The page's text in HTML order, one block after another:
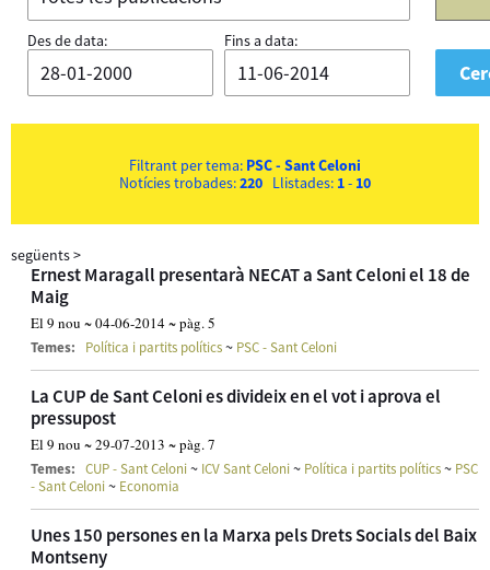
Des de data: Fins a data:
Filtrant per tema: PSC - Sant Celoni
Notícies trobades:220 Llistades: 1- 10
següents>
Ernest Maragall presentarà NECAT a Sant Celoni el 18 de
Maig
El 9 nou ~ 04-06-2014 ~ pàg. 5
Temes: Política i partits polítics~ PSC - Sant Celoni
La CUP de Sant Celoni es divideix en el vot i aprova el
pressupost
El 9 nou ~ 29-07-2013 ~ pàg. 7
Temes: CUP - Sant Celoni~ ICV Sant Celoni~ Política i partits polítics~ PSC
- Sant Celoni~ Economia
Unes 150 persones en la Marxa pels Drets Socials del Baix
Montseny